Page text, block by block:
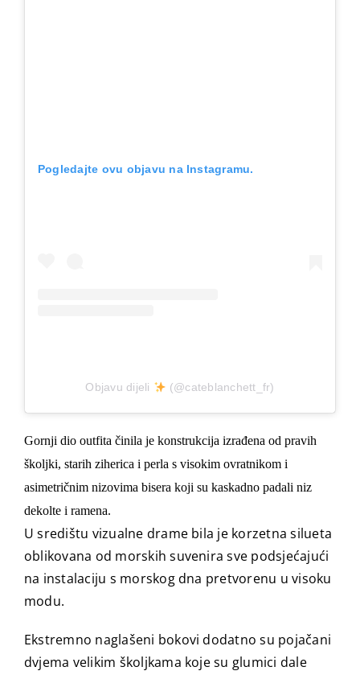
Pogledajte ovu objavu na Instagramu.
Objavu dijeli (@cateblanchett_fr)
Gornji dio outfita činila je konstrukcija izrađena od pravih
školjki, starih ziherica i perla s visokim ovratnikom i
asimetričnim nizovima bisera koji su kaskadno padali niz
dekolte i ramena.
U središtu vizualne drame bila je korzetna silueta
oblikovana od morskih suvenira sve podsjećajući
na instalaciju s morskog dna pretvorenu u visoku
modu.
Ekstremno naglašeni bokovi dodatno su pojačani
dvjema velikim školjkama koje su glumici dale